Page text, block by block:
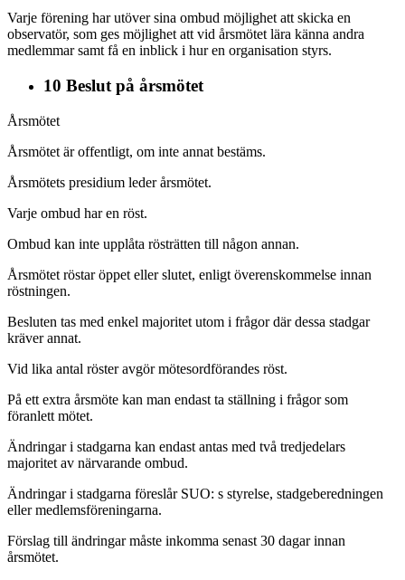
Varje förening har utöver sina ombud möjlighet att skicka en
observatör, som ges möjlighet att vid årsmötet lära känna andra
medlemmar samt få en inblick i hur en organisation styrs.
10 Beslut på årsmötet
Årsmötet
Årsmötet är offentligt, om inte annat bestäms.
Årsmötets presidium leder årsmötet.
Varje ombud har en röst.
Ombud kan inte upplåta rösträtten till någon annan.
Årsmötet röstar öppet eller slutet, enligt överenskommelse innan
röstningen.
Besluten tas med enkel majoritet utom i frågor där dessa stadgar
kräver annat.
Vid lika antal röster avgör mötesordförandes röst.
På ett extra årsmöte kan man endast ta ställning i frågor som
föranlett mötet.
Ändringar i stadgarna kan endast antas med två tredjedelars
majoritet av närvarande ombud.
Ändringar i stadgarna föreslår SUO: s styrelse, stadgeberedningen
eller medlemsföreningarna.
Förslag till ändringar måste inkomma senast 30 dagar innan
årsmötet.